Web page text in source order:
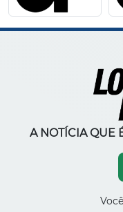
A NOTÍCIA QUE